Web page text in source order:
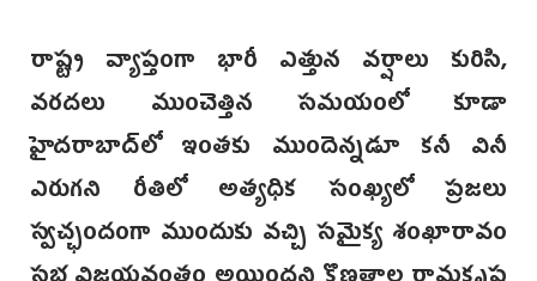
రాష్ట్ర వ్యాప్తంగా భారీ ఎత్తున వర్షాలు కురిసి,
వరదలు ముంచెత్తిన సమయంలో కూడా
హైదరాబాద్‌లో ఇంతకు ముందెన్నడూ కనీ వినీ
ఎరుగని రీతిలో అత్యధిక సంఖ్యలో ప్రజలు
స్వచ్ఛందంగా ముందుకు వచ్చి సమైక్య శంఖారావం